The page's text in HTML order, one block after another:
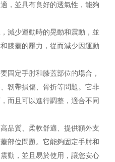
，並具有良好的透氣性，能夠
減少運動時的晃動和震動，並
膝蓋的壓力，從而減少因運動
固定手肘和膝蓋部位的場合，
韌帶損傷、骨折等問題。它非
而且可以進行調整，適合不同
品質、柔軟舒適、提供額外支
部位問題。它能夠固定手肘和
動，並且易於使用，讓您安心